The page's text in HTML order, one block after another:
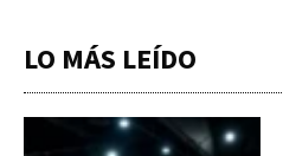
LO MÁS LEÍDO